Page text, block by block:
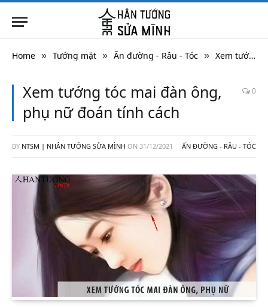
Home » Tướng mặt » Ấn đường - Râu - Tóc » Xem tướng tóc mai đàn ông, phụ nữ đoán tính cách
Xem tướng tóc mai đàn ông,
phụ nữ đoán tính cách
0
BY NTSM | NHÂN TƯỚNG SỬA MÌNH ON 31/12/2021 ẤN ĐƯỜNG - RÂU - TÓC